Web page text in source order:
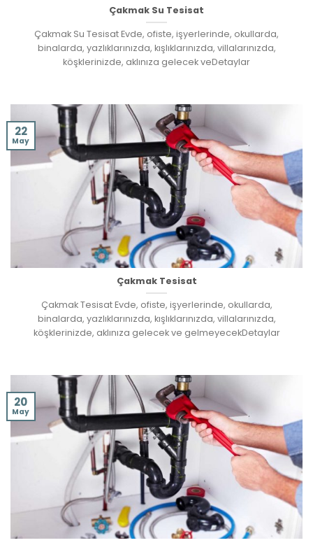
Çakmak Su Tesisat
Çakmak Su Tesisat Evde, ofiste, işyerlerinde, okullarda,
binalarda, yazlıklarınızda, kışlıklarınızda, villalarınızda,
köşklerinizde, aklınıza gelecek veDetaylar
Çakmak Tesisat
Çakmak Tesisat Evde, ofiste, işyerlerinde, okullarda,
binalarda, yazlıklarınızda, kışlıklarınızda, villalarınızda,
köşklerinizde, aklınıza gelecek ve gelmeyecekDetaylar
22
May
20
May